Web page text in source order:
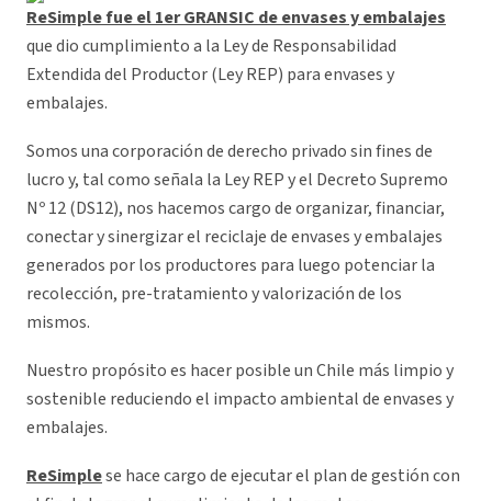
ReSimple fue el 1er GRANSIC de envases y embalajes
que dio cumplimiento a la Ley de Responsabilidad
Extendida del Productor (Ley REP) para envases y
embalajes.
Somos una corporación de derecho privado sin fines de
lucro y, tal como señala la Ley REP y el Decreto Supremo
Nº 12 (DS12), nos hacemos cargo de organizar, financiar,
conectar y sinergizar el reciclaje de envases y embalajes
generados por los productores para luego potenciar la
recolección, pre-tratamiento y valorización de los
mismos.
Nuestro propósito es hacer posible un Chile más limpio y
sostenible reduciendo el impacto ambiental de envases y
embalajes.
ReSimplese hace cargo de ejecutar el plan de gestión con